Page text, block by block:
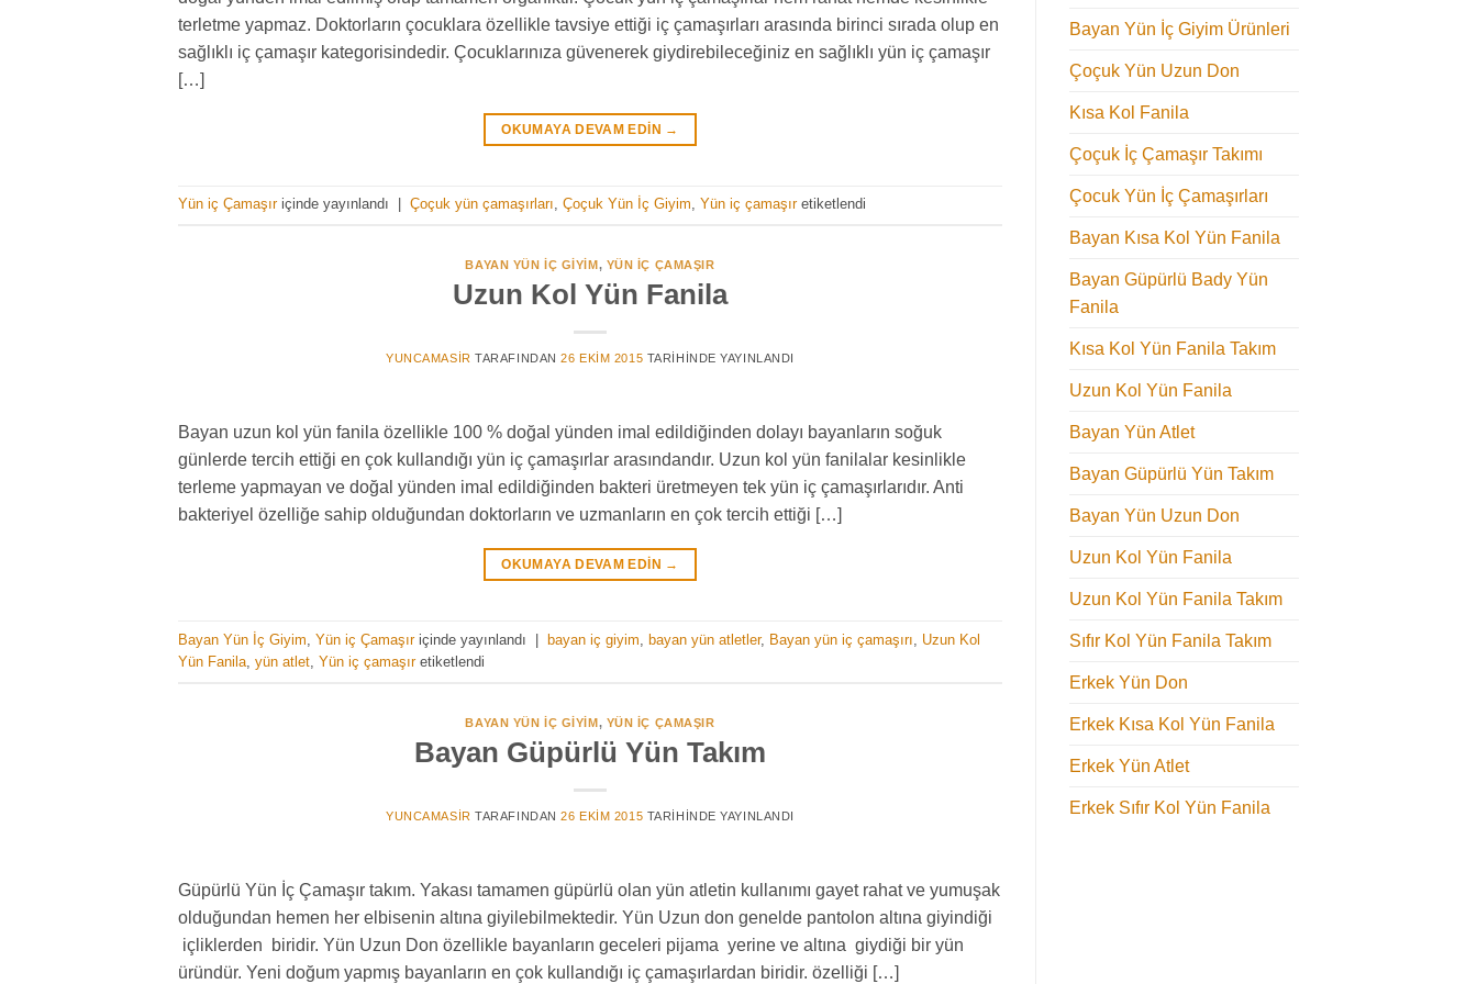
terletme yapmaz. Doktorların çocuklara özellikle tavsiye ettiği iç çamaşırları arasında birinci sırada olup en
sağlıklı iç çamaşır kategorisindedir. Çocuklarınıza güvenerek giydirebileceğiniz en sağlıklı yün iç çamaşır
[…]
OKUMAYA DEVAM EDIN →
Yün iç Çamaşıriçinde yayınlandı Çoçuk yün çamaşırları, Çoçuk Yün İç Giyim, Yün iç çamaşıretiketlendi
BAYAN YÜN İÇ GIYIM, YÜN IÇ ÇAMAŞIR
Uzun Kol Yün Fanila
YUNCAMASIR TARAFINDAN 26 EKIM 2015 TARIHINDE YAYINLANDI
Bayan uzun kol yün fanila özellikle 100 % doğal yünden imal edildiğinden dolayı bayanların soğuk
günlerde tercih ettiği en çok kullandığı yün iç çamaşırlar arasındandır. Uzun kol yün fanilalar kesinlikle
terleme yapmayan ve doğal yünden imal edildiğinden bakteri üretmeyen tek yün iç çamaşırlarıdır. Anti
bakteriyel özelliğe sahip olduğundan doktorların ve uzmanların en çok tercih ettiği […]
OKUMAYA DEVAM EDIN →
Bayan Yün İç Giyim Yün iç Çamaşıriçinde yayınlandı bayan iç giyim bayan yün atletler, Bayan yün iç çamaşırı
Uzun Kol
Yün Fanila yün atlet Yün iç çamaşıretiketlendi
BAYAN YÜN İÇ GIYIM, YÜN IÇ ÇAMAŞIR
Bayan Güpürlü Yün Takım
YUNCAMASIR TARAFINDAN 26 EKIM 2015 TARIHINDE YAYINLANDI
Güpürlü Yün İç Çamaşır takım. Yakası tamamen güpürlü olan yün atletin kullanımı gayet rahat ve yumuşak
olduğundan hemen her elbisenin altına giyilebilmektedir. Yün Uzun don genelde pantolon altına giyindiği
içliklerden biridir. Yün Uzun Don özellikle bayanların geceleri pijama yerine ve altına giydiği bir yün
üründür. Yeni doğum yapmış bayanların en çok kullandığı iç çamaşırlardan biridir. özelliği […]
Bayan Yün İç Giyim Ürünleri
Çoçuk Yün Uzun Don
Kısa Kol Fanila
Çoçuk İç Çamaşır Takımı
Çocuk Yün İç Çamaşırları
Bayan Kısa Kol Yün Fanila
Bayan Güpürlü Bady Yün
Fanila
Kısa Kol Yün Fanila Takım
Uzun Kol Yün Fanila
Bayan Yün Atlet
Bayan Güpürlü Yün Takım
Bayan Yün Uzun Don
Uzun Kol Yün Fanila
Uzun Kol Yün Fanila Takım
Sıfır Kol Yün Fanila Takım
Erkek Yün Don
Erkek Kısa Kol Yün Fanila
Erkek Yün Atlet
Erkek Sıfır Kol Yün Fanila